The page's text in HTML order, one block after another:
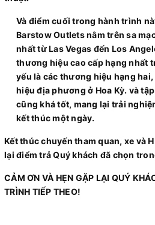
Và điểm cuối trong hành trình
Barstow Outlets nằm trên sa
nhất từ ​​Las Vegas đến Los
thương hiệu cao cấp hạng nhất
yếu là các thương hiệu hạng
hiệu địa phương ở Hoa Kỳ. và
cũng khá tốt, mang lại trải
kết thúc một ngày.
Kết thúc chuyến tham quan, xe và
lại điểm trả Quý khách đã chọn
CẢM ƠN VÀ HẸN GẶP LẠI QUÝ
TRÌNH TIẾP THEO!